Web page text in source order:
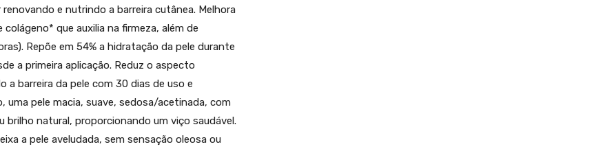
e nutrindo a barreira cutânea. Melhora
que auxilia na firmeza, além de
Repõe em 54% a hidratação da pele durante
a primeira aplicação. Reduz o aspecto
a barreira da pele com 30 dias de uso e
uma pele macia, suave, sedosa/acetinada, com
natural, proporcionando um viço saudável.
a pele aveludada, sem sensação oleosa ou